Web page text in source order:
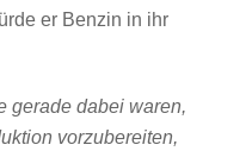
er Benzin in ihr
gerade dabei waren,
vorzubereiten,